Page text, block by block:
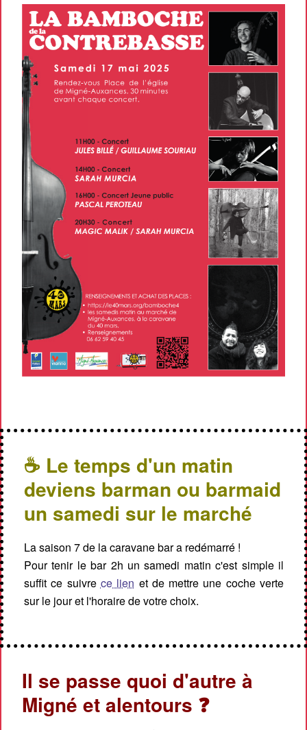
☕ Le temps d'un matin
deviens barman ou barmaid
un samedi sur le marché
La saison 7 de la caravane bar a redémarré !
Pour tenir le bar 2h un samedi matin c'est simple il
suffit ce suivre ce lien et de mettre une coche verte
sur le jour et l'horaire de votre choix.
Il se passe quoi d'autre à
Migné et alentours ❓